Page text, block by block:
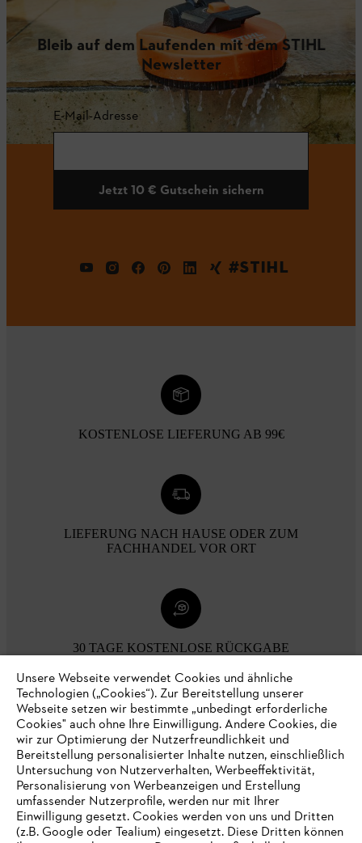
Bleib auf dem Laufenden mit dem STIHL
Newsletter
E-Mail-Adresse
Jetzt 10 € Gutschein sichern
#STIHL
KOSTENLOSE LIEFERUNG AB 99€
LIEFERUNG NACH HAUSE ODER ZUM
FACHHANDEL VOR ORT
30 TAGE KOSTENLOSE RÜCKGABE
Zahlungsmöglichkeiten
Unsere Webseite verwendet Cookies und ähnliche
Technologien („Cookies“). Zur Bereitstellung unserer
Webseite setzen wir bestimmte „unbedingt erforderliche
Cookies" auch ohne Ihre Einwilligung. Andere Cookies, die
wir zur Optimierung der Nutzerfreundlichkeit und
Bereitstellung personalisierter Inhalte nutzen, einschließlich
Untersuchung von Nutzerverhalten, Werbeeffektivität,
Personalisierung von Werbeanzeigen und Erstellung
umfassender Nutzerprofile, werden nur mit Ihrer
Einwilligung gesetzt. Cookies werden von uns und Dritten
(z.B. Google oder Tealium) eingesetzt. Diese Dritten können